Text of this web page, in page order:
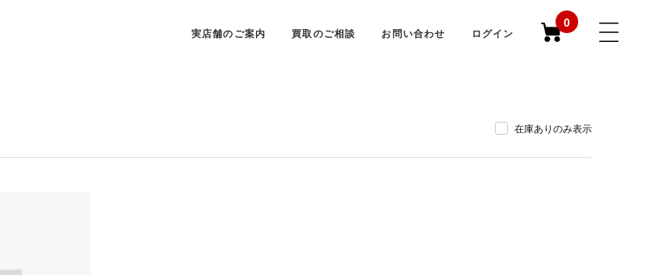
実店舗のご案内 買取のご相談 お問い合わせ ログイン
0
在庫ありのみ表示